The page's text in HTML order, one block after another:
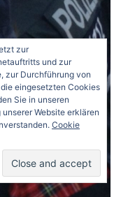
zur
und zur
zur Durchführung von
eingesetzten Cookies
Sie in unseren
Website erklären
Cookie